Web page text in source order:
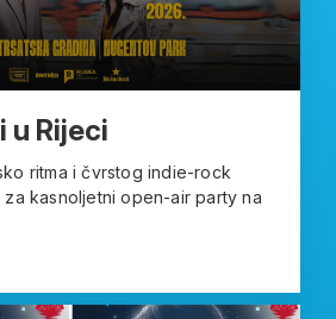
u Rijeci
ritma i čvrstog indie-rock
kasnoljetni open-air party na